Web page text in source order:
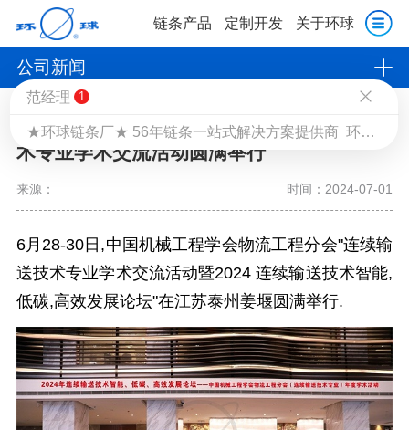
链条产品 定制开发 关于环球
公司新闻
中国机械工程学会物流工程分会连续输送技
术专业学术交流活动圆满举行
来源： 时间：2024-07-01
6月28-30日,中国机械工程学会物流工程分会"连续输
送技术专业学术交流活动暨2024 连续输送技术智能,
低碳,高效发展论坛"在江苏泰州姜堰圆满举行.
范经理 1
★环球链条厂★ 56年链条一站式解决方案提供商 环球链条广泛应用于:工程机械,物流输送,扶梯,新能源,水泥矿山,农业机械,起重提升,停车设备等领域. 环球链条厂专注于:传动链,输送链,工程链,板式链等1万多种规格链条 研发生产. ①全国服务热线：400-0599-988 ②咨询电话：18915559909（微信同号）